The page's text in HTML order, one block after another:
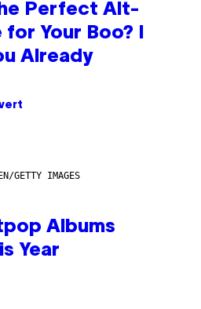
Perfect Alt-
Your Boo? I
Already
GETTY IMAGES
Albums
Year